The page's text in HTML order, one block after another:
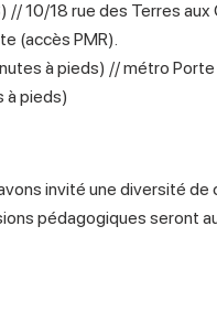
// 10/18 rue des Terres
(accès PMR).
à pieds) // métro
à pieds)
invité une diversité de
pédagogiques seront